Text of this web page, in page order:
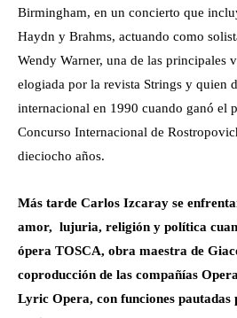
Birmingham, en un concierto que
Haydn y Brahms, actuando como
Wendy Warner, una de las principales
elogiada por la revista Strings y quien
internacional en 1990 cuando ganó el
Concurso Internacional de
dieciocho años.
Más tarde Carlos Izcaray se
amor, lujuria, religión y política
ópera TOSCA, obra maestra de
coproducción de las compañías
Lyric Opera, con funciones pautadas